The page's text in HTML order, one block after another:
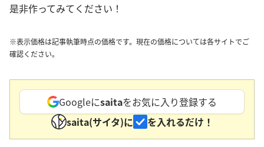
是非作ってみてください！
※表示価格は記事執筆時点の価格です。現在の価格については各サイトでご
確認ください。
Googleにsaitaをお気に入り登録する
saita(サイタ)に
を入れるだけ！